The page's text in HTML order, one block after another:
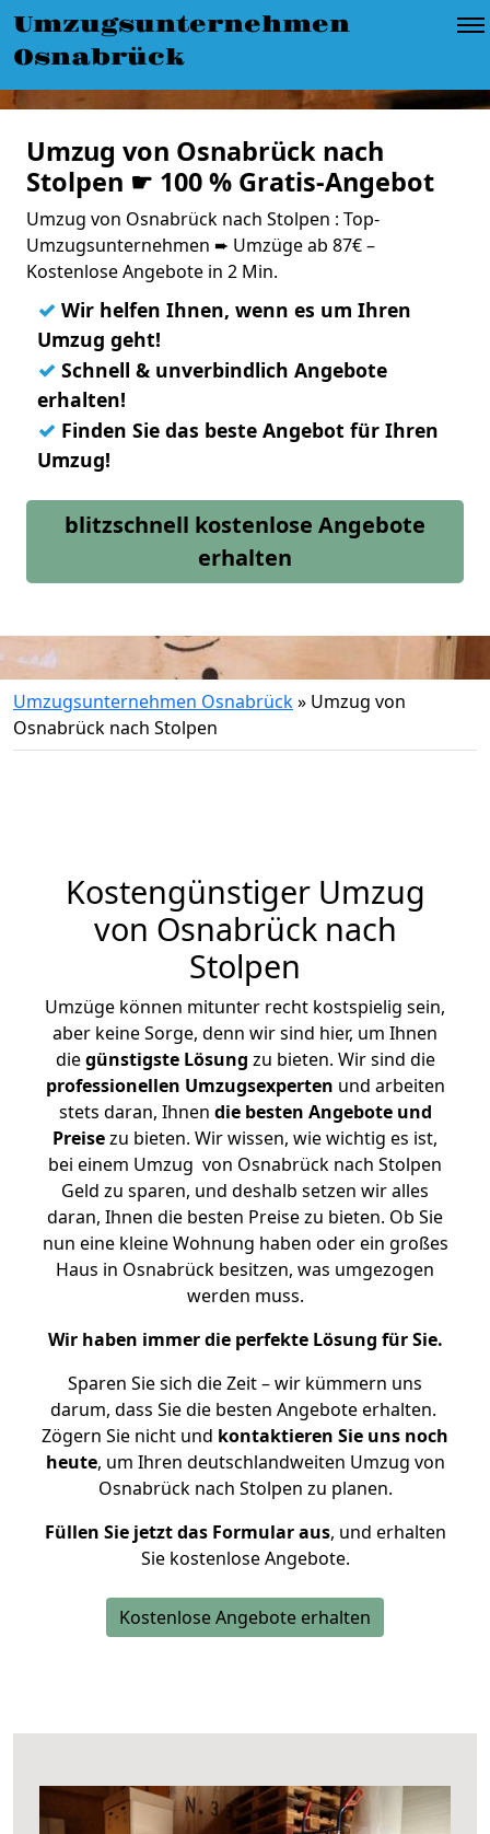
Umzugsunternehmen
Osnabrück
Umzug von Osnabrück nach
Stolpen ☛ 100 % Gratis-Angebot
Umzug von Osnabrück nach Stolpen : Top-
Umzugsunternehmen ➨ Umzüge ab 87€ –
Kostenlose Angebote in 2 Min.
✓ Wir helfen Ihnen, wenn es um Ihren
Umzug geht!
✓ Schnell & unverbindlich Angebote
erhalten!
✓ Finden Sie das beste Angebot für Ihren
Umzug!
blitzschnell kostenlose Angebote
erhalten
Umzugsunternehmen Osnabrück» Umzug von
Osnabrück nach Stolpen
Kostengünstiger Umzug
von Osnabrück nach
Stolpen
Umzüge können mitunter recht kostspielig sein,
aber keine Sorge, denn wir sind hier, um Ihnen
diegünstigste Lösung zu bieten. Wir sind die
professionellen Umzugsexperten und arbeiten
stets daran, Ihnen die besten Angebote und
Preisezu bieten. Wir wissen, wie wichtig es ist,
bei einem Umzug von Osnabrück nach Stolpen
Geld zu sparen, und deshalb setzen wir alles
daran, Ihnen die besten Preise zu bieten. Ob Sie
nun eine kleine Wohnung haben oder ein großes
Haus in Osnabrück besitzen, was umgezogen
werden muss.
Wir haben immer die perfekte Lösung für Sie.
Sparen Sie sich die Zeit – wir kümmern uns
darum, dass Sie die besten Angebote erhalten.
Zögern Sie nicht und kontaktieren Sie uns noch
heute, um Ihren deutschlandweiten Umzug von
Osnabrück nach Stolpen zu planen.
Füllen Sie jetzt das Formular aus, und erhalten
Sie kostenlose Angebote.
Kostenlose Angebote erhalten